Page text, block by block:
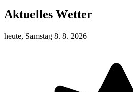
Aktuelles Wetter
heute, Samstag 8. 8. 2026